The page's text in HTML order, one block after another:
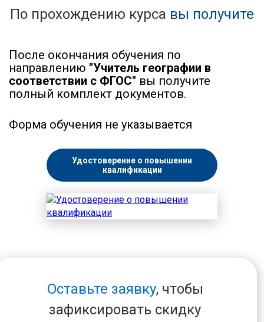
По прохождению курса вы получите
После окончания обучения по
направлению "Учитель географии в
соответствии с ФГОС" вы получите
полный комплект документов.
Форма обучения не указывается
Удостоверение о повышении
квалификации
Оставьте заявку, чтобы
зафиксировать скидку